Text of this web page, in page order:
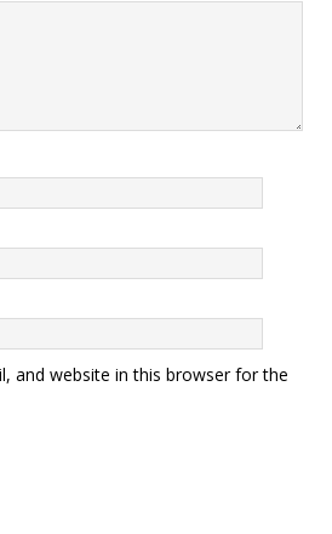
and website in this browser for the